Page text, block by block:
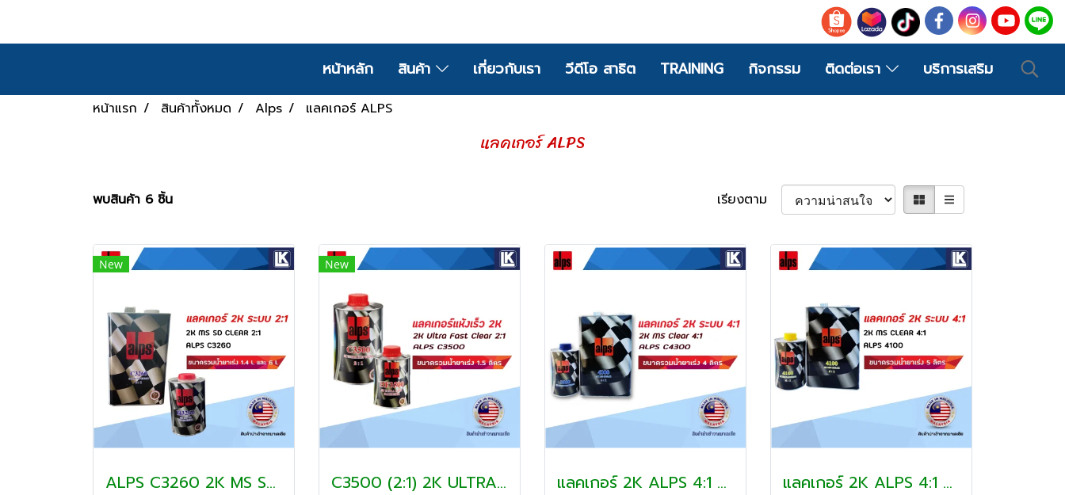
หน้าหลัก สินค้า เกี่ยวกับเรา วีดีโอ สาธิต TRAINING กิจกรรม ติดต่อเรา บริการเสริม
หน้าแรก สินค้าทั้งหมด Alps แลคเกอร์ ALPS
แลคเกอร์ ALPS
พบสินค้า 6 ชิ้น เรียงตาม
New
ALPS C3260 2K MS SD 2:1
New
C3500 (2:1) 2K ULTRA FAST CLEAR แลคเกอร์ 2K ALPS 4:1 C4300 MS ขนาดรวมน้ำยาเร่ง 4 ลิต แลคเกอร์ 2K ALPS 4:1 C4100 MS ขนาดรวมน้ำยาเร่ง 5 ลิตร